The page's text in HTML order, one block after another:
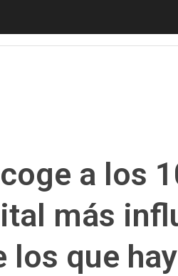
se escoge a los 100
a los
más
los que